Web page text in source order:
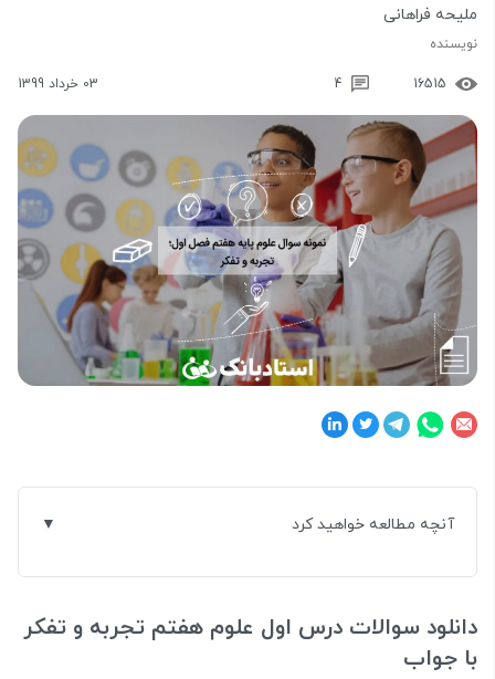
ملیحه فراهانی
نویسنده
16515
4 03 خرداد 1399
آنچه مطالعه خواهید کرد
دانلود سوالات درس اول علوم هفتم تجربه و تفکر
با جواب